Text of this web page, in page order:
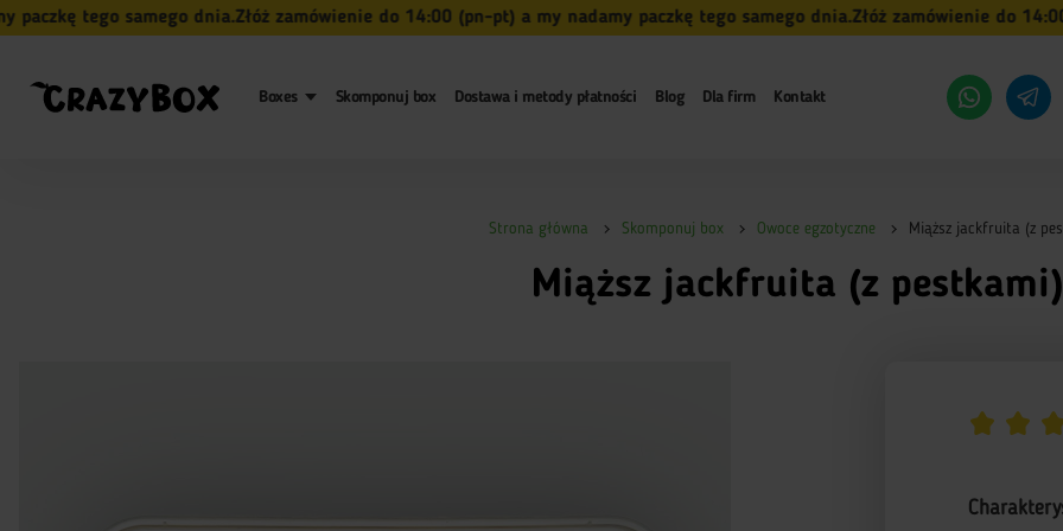
tego samego dnia.Złóż zamówienie do 14:00 (pn-pt) a my nadamy paczkę tego samego dnia.Złóż zamówienie do 14:00
Boxes Skomponuj box Dostawa i metody płatności Blog Dla firm Kontakt
Strona główna Skomponuj box Owoce egzotyczne Miąższ jackfruita (z
Miąższ jackfruita (z pestkami)